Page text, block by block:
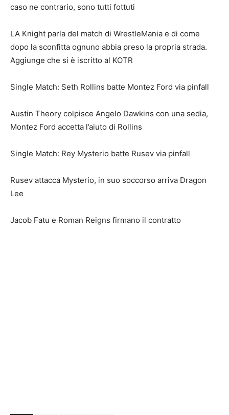
caso ne contrario, sono tutti fottuti
LA Knight parla del match di WrestleMania e di come
dopo la sconfitta ognuno abbia preso la propria strada.
Aggiunge che si è iscritto al KOTR
Single Match: Seth Rollins batte Montez Ford via pinfall
Austin Theory colpisce Angelo Dawkins con una sedia,
Montez Ford accetta l’aiuto di Rollins
Single Match: Rey Mysterio batte Rusev via pinfall
Rusev attacca Mysterio, in suo soccorso arriva Dragon
Lee
Jacob Fatu e Roman Reigns firmano il contratto